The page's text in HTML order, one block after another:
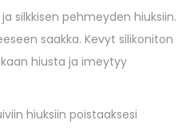
silkkisen pehmeyden hiuksiin.
saakka. Kevyt silikoniton
hiusta ja imeytyy
hiuksiin poistaaksesi